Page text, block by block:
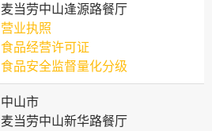
麦当劳中山逢源路餐厅
营业执照
食品经营许可证
食品安全监督量化分级
中山市
麦当劳中山新华路餐厅